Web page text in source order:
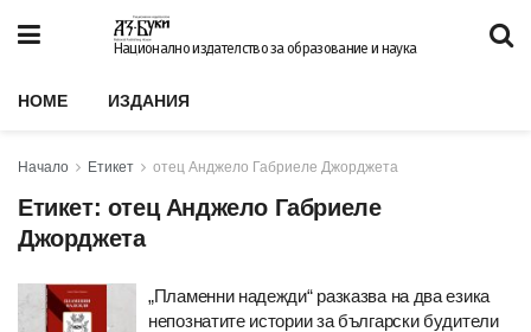
Национално издателство за образование и наука
HOME ИЗДАНИЯ
Начало Етикет отец Анджело Габриеле Джорджета
Етикет: отец Анджело Габриеле
Джорджета
„Пламенни надежди“ разказва на два езика
непознатите истории за български будители